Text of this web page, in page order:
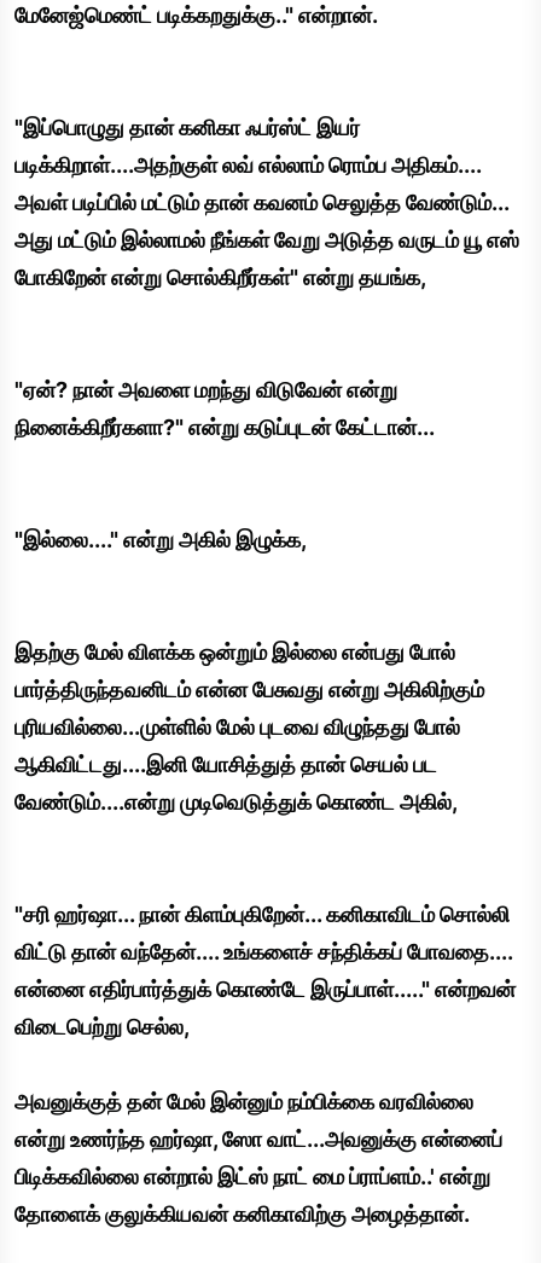
மேனேஜ்மெண்ட் படிக்கறதுக்கு.." என்றான்.
"இப்பொழுது தான் கனிகா ஃபர்ஸ்ட் இயர்
படிக்கிறாள்....அதற்குள் லவ் எல்லாம் ரொம்ப அதிகம்....
அவள் படிப்பில் மட்டும் தான் கவனம் செலுத்த வேண்டும்...
அது மட்டும் இல்லாமல் நீங்கள் வேறு அடுத்த வருடம் யூ எஸ்
போகிறேன் என்று சொல்கிறீர்கள்" என்று தயங்க,
"ஏன்? நான் அவளை மறந்து விடுவேன் என்று
நினைக்கிறீர்களா?" என்று கடுப்புடன் கேட்டான்...
"இல்லை...." என்று அகில் இழுக்க,
இதற்கு மேல் விளக்க ஒன்றும் இல்லை என்பது போல்
பார்த்திருந்தவனிடம் என்ன பேசுவது என்று அகிலிற்கும்
புரியவில்லை...முள்ளில் மேல் புடவை விழுந்தது போல்
ஆகிவிட்டது....இனி யோசித்துத் தான் செயல் பட
வேண்டும்....என்று முடிவெடுத்துக் கொண்ட அகில்,
"சரி ஹர்ஷா... நான் கிளம்புகிறேன்... கனிகாவிடம் சொல்லி
விட்டு தான் வந்தேன்.... உங்களைச் சந்திக்கப் போவதை....
என்னை எதிர்பார்த்துக் கொண்டே இருப்பாள்....." என்றவன்
விடைபெற்று செல்ல,
அவனுக்குத் தன் மேல் இன்னும் நம்பிக்கை வரவில்லை
என்று உணர்ந்த ஹர்ஷா, ஸோ வாட்...அவனுக்கு என்னைப்
பிடிக்கவில்லை என்றால் இட்ஸ் நாட் மை ப்ராப்ளம்..' என்று
தோளைக் குலுக்கியவன் கனிகாவிற்கு அழைத்தான்.